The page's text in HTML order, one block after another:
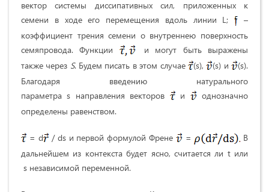
вектор системы диссипативных сил, приложенных к
семени в ходе его перемещения вдоль линии L;
–
коэффициент трения семени о внутреннею поверхность
семяпровода. Функции
и могут быть выражены
также через S. Будем писать в этом случае (s), (s) и
(s).
Благодаря введению натурального
параметра s направления векторов
и
однозначно
определены равенством.
= d / ds и первой формулой Френе =
В
дальнейшем из контекста будет ясно, считается ли t или
s независимой переменной.